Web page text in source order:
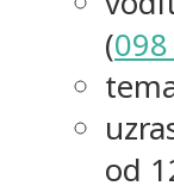
(
od